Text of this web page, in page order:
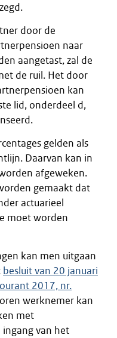
door de
naar
aangetast, zal de
de ruil. Het door
kan
lid, onderdeel d,
gelden als
Daarvan kan in
afgeweken.
gemaakt dat
actuarieel
moet worden
kan men uitgaan
besluit van 20 januari
2017, nr.
werknemer kan
met
ingang van het